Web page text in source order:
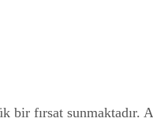
fırsat sunmaktadır.